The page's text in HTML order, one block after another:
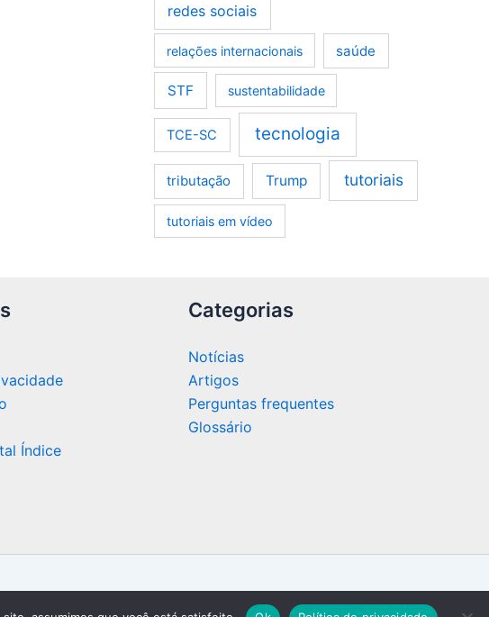
redes sociais
relações internacionais saúde
STF sustentabilidade
TCE-SC tecnologia
tributação Trump tutoriais
tutoriais em vídeo
Índice
Categorias
Notícias
Artigos
Perguntas frequentes
Glossário